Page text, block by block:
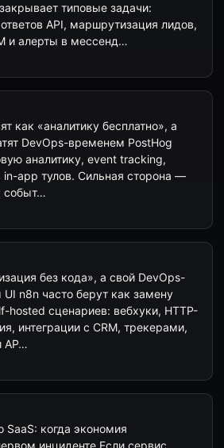
типовые задачи:
API, маршрутизация лидов,
и алерты в мессенд…
как «аналитику бесплатно», а
DevOps-временем PostHog
аналитику, event tracking,
in-app тулов. Сильная сторона —
событ…
без кода», а свой DevOps-
n8n часто берут как замену
hosted сценариев: вебхуки, HTTP-
интеграции с CRM, трекерами,
AP…
SaaS: когда экономия
инциденте Если сервис